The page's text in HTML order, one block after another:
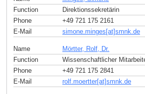
Function
Direktionssekretärin
Phone
+49 721 175 2161
E-Mail
simone.minges[at]smnk.de
Name
Mörtter, Rolf, Dr.
Function
Wissenschaftlicher
Phone
+49 721 175 2841
E-Mail
rolf.moertter[at]smnk de